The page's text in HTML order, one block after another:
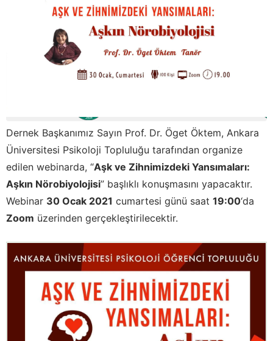
Dernek Başkanımız Sayın Prof. Dr. Öget Öktem, Ankara
Üniversitesi Psikoloji Topluluğu tarafından organize
edilen webinarda, “Aşk ve Zihnimizdeki Yansımaları:
Aşkın Nörobiyolojisi” başlıklı konuşmasını yapacaktır.
Webinar 30 Ocak 2021 cumartesi günü saat 19:00‘da
Zoom üzerinden gerçekleştirilecektir.